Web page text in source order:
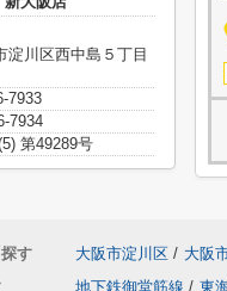
淀川区西中島５丁目
7933
7934
第49289号
す 大阪市淀川区 / 大阪
地下鉄御堂筋線 / 東